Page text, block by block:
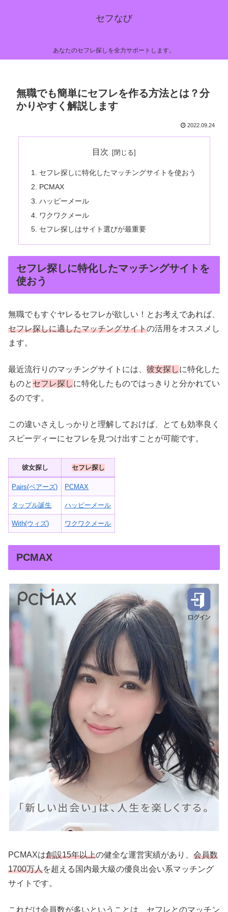
セフなび
あなたのセフレ探しを全力サポートします。
無職でも簡単にセフレを作る方法とは？分
かりやすく解説します
2022.09.24
目次
セフレ探しに特化したマッチングサイトを使おう
PCMAX
ハッピーメール
ワクワクメール
セフレ探しはサイト選びが最重要
セフレ探しに特化したマッチングサイトを
使おう
無職でもすぐヤレるセフレが欲しい！とお考えであれば、
セフレ探しに適したマッチングサイトの活用をオススメし
ます。
最近流行りのマッチングサイトには、 彼女探しに特化した
ものと セフレ探しに特化したものではっきりと分かれてい
るのです。
この違いさえしっかりと理解しておけば、とても効率良く
スピーディーにセフレを見つけ出すことが可能です。
彼女探し セフレ探し
Pairs(ペアーズ) PCMAX
タップル誕生 ハッピーメール
With(ウィズ) ワクワクメール
PCMAX
PCMAXは創設15年以上の健全な運営実績があり、 会員数
1700万人を超える国内最大級の優良出会い系マッチング
サイトです。
これだけ会員数が多いということは、セフレとのマッチン